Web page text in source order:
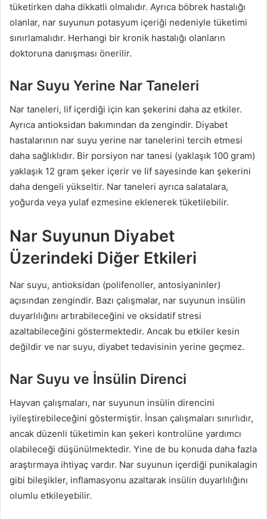
tüketirken daha dikkatli olmalıdır. Ayrıca böbrek hastalığı
olanlar, nar suyunun potasyum içeriği nedeniyle tüketimi
sınırlamalıdır. Herhangi bir kronik hastalığı olanların
doktoruna danışması önerilir.
Nar Suyu Yerine Nar Taneleri
Nar taneleri, lif içerdiği için kan şekerini daha az etkiler.
Ayrıca antioksidan bakımından da zengindir. Diyabet
hastalarının nar suyu yerine nar tanelerini tercih etmesi
daha sağlıklıdır. Bir porsiyon nar tanesi (yaklaşık 100 gram)
yaklaşık 12 gram şeker içerir ve lif sayesinde kan şekerini
daha dengeli yükseltir. Nar taneleri ayrıca salatalara,
yoğurda veya yulaf ezmesine eklenerek tüketilebilir.
Nar Suyunun Diyabet
Üzerindeki Diğer Etkileri
Nar suyu, antioksidan (polifenoller, antosiyaninler)
açısından zengindir. Bazı çalışmalar, nar suyunun insülin
duyarlılığını artırabileceğini ve oksidatif stresi
azaltabileceğini göstermektedir. Ancak bu etkiler kesin
değildir ve nar suyu, diyabet tedavisinin yerine geçmez.
Nar Suyu ve İnsülin Direnci
Hayvan çalışmaları, nar suyunun insülin direncini
iyileştirebileceğini göstermiştir. İnsan çalışmaları sınırlıdır,
ancak düzenli tüketimin kan şekeri kontrolüne yardımcı
olabileceği düşünülmektedir. Yine de bu konuda daha fazla
araştırmaya ihtiyaç vardır. Nar suyunun içerdiği punikalagin
gibi bileşikler, inflamasyonu azaltarak insülin duyarlılığını
olumlu etkileyebilir.